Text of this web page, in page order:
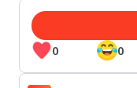
0 0